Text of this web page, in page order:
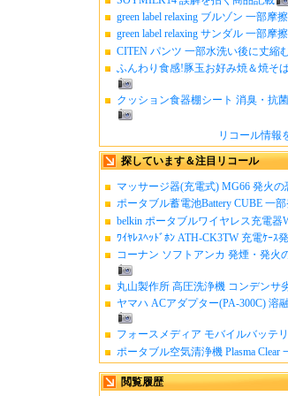
green label relaxing ブルゾン 一部摩擦
green label relaxing サンダル 一部摩
CITEN パンツ 一部水洗い後に丈縮
ふんわり食感!豚玉お好み焼＆焼そば
クッション食器棚シート 消臭・抗菌
リコール情報
探しています＆注目リコール
マッサージ器(充電式) MG66 発火の
ポータブル蓄電池Battery CUBE 一
belkin ポータブルワイヤレス充電器
ﾜｲﾔﾚｽﾍｯﾄﾞﾎﾝ ATH-CK3TW 充電ｹｰｽ発
コーナン ソフトアンカ 発煙・発火
丸山製作所 高圧洗浄機 コンデンサ
ヤマハ ACアダプター(PA-300C) 溶
フォースメディア モバイルバッテリ
ポータブル空気清浄機 Plasma Clear
閲覧履歴